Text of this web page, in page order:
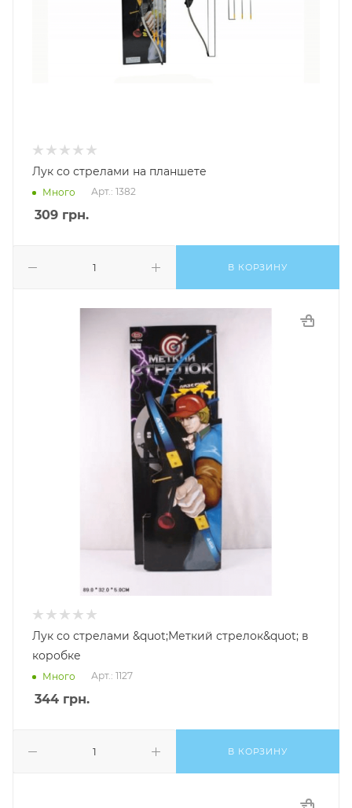
Лук со стрелами на планшете
Много Арт.: 1382
309 грн.
В КОРЗИНУ
Лук со стрелами &quot;Меткий стрелок&quot; в
коробке
Много Арт.: 1127
344 грн.
В КОРЗИНУ